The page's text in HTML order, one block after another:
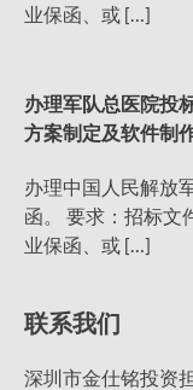
业保函、或 […]
办理军队总医院投
方案制定及软件
办理中国人民解放
函。 要求：招标文
业保函、或 […]
联系我们
深圳市金仕铭投资